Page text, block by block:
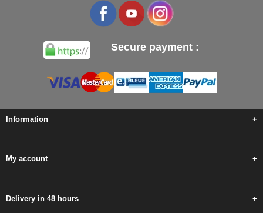
Secure payment :
Information +
My account +
Delivery in 48 hours +